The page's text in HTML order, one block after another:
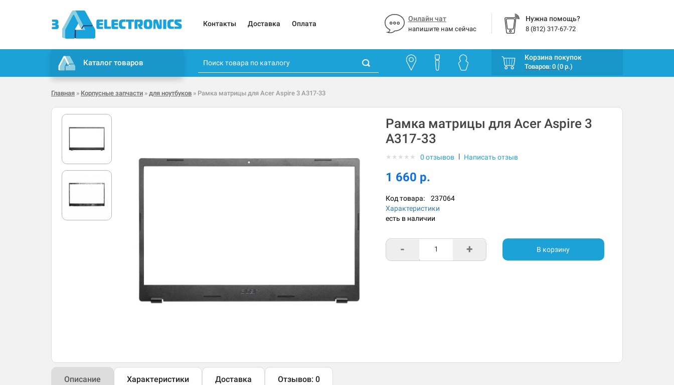
Контакты Доставка Оплата
Онлайн чат
напишите нам сейчас
Нужна помощь?
8 (812) 317-67-72
Каталог товаров
Корзина покупок
Товаров: 0 (0 р.)
Главная » Корпусные запчасти » для ноутбуков » Рамка матрицы для Acer Aspire 3 A317-33
Рамка матрицы для Acer Aspire 3
A317-33
★ ★ ★ ★ ★ 0 отзывов | Написать отзыв
1 660 р.
Код товара: 237064
Характеристики
есть в наличии
- + В корзину
Описание Характеристики Доставка Отзывов: 0